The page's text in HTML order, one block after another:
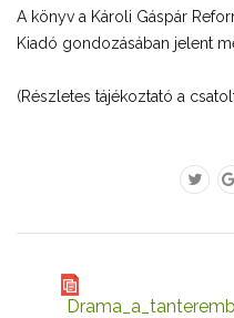
A könyv a Károli Gáspár
Kiadó gondozásában jelent
(Részletes tájékoztató a